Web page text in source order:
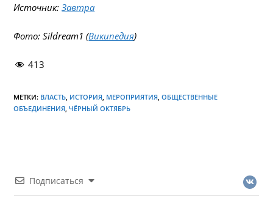
Источник:Завтра
Фото: Sildream1 (Википедия)
413
МЕТКИ: ВЛАСТЬ ИСТОРИЯ МЕРОПРИЯТИЯ ОБЩЕСТВЕННЫЕ
ОБЪЕДИНЕНИЯ ЧЁРНЫЙ ОКТЯБРЬ
Подписаться